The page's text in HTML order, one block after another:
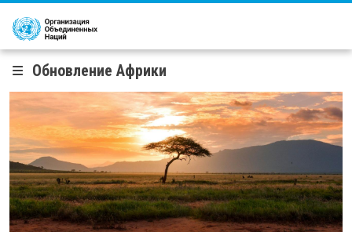
Перейти к основному содержанию
Обновление Африки